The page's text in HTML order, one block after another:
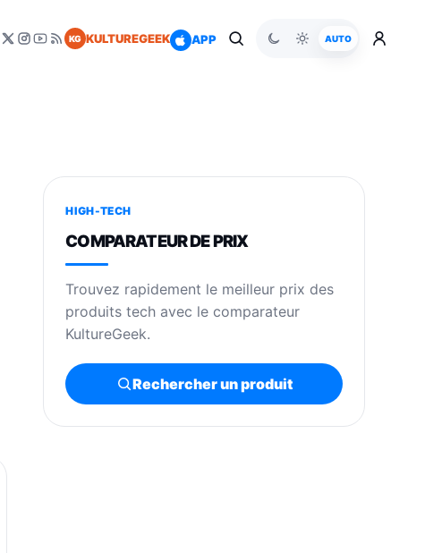
KG KULTUREGEEK APP AUTO
HIGH-TECH
COMPARATEUR DE PRIX
Trouvez rapidement le meilleur prix des
produits tech avec le comparateur
KultureGeek.
Rechercher un produit